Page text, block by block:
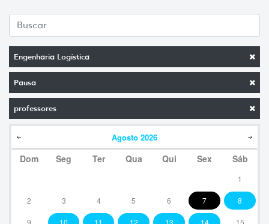
Engenharia Logística
Pausa
professores
Agosto 2026
Dom Seg Ter Qua Qui Sex Sáb
1
2 3 4 5 6 7 8
9 10 11 12 13 14 15